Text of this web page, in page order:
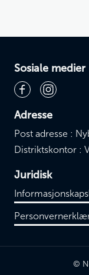
Sosiale medier
Adresse
Post adresse :
Distriktskontor :
Juridisk
©